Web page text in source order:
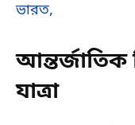
ভারত,
আন্তর্জাতিক
যাত্রা